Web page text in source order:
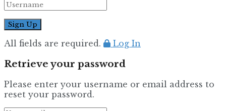
All fields are required. Log In
Retrieve your password
Please enter your username or email address to
reset your password.